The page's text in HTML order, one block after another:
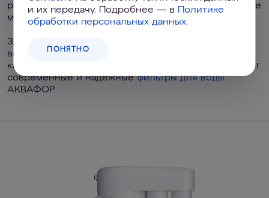
растворенные примеси: соединения хлора, тяжелые
металлы, бактерии и прочие загрязнители.
Здоровье и даже настроение напрямую зависят от
воды. Причем не только от ее количества, но и от
качества — позаботиться обо всем этом вам помогут
современные и надежныефильтры для воды
АКВАФОР.
и их передачу. Подробнее — в
Политике
обработки персональных данных.
ПОНЯТНО